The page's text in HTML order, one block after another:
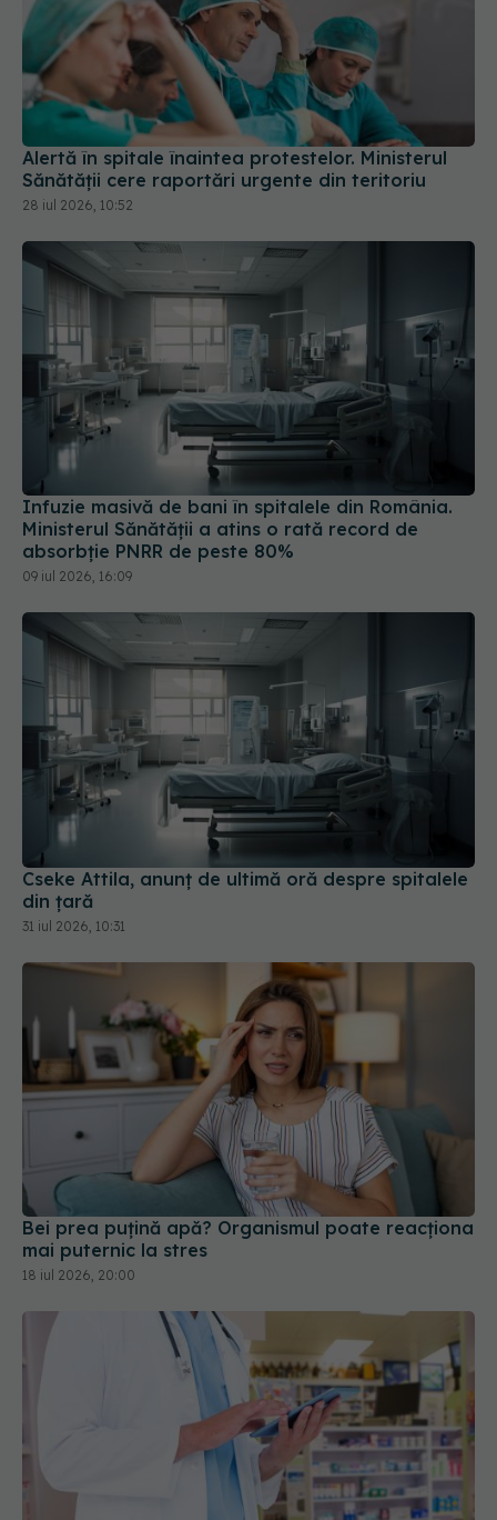
Alertă în spitale înaintea protestelor. Ministerul
Sănătății cere raportări urgente din teritoriu
28 iul 2026, 10:52
Infuzie masivă de bani în spitalele din România.
Ministerul Sănătății a atins o rată record de
absorbție PNRR de peste 80%
09 iul 2026, 16:09
Cseke Attila, anunț de ultimă oră despre spitalele
din țară
31 iul 2026, 10:31
Bei prea puțină apă? Organismul poate reacționa
mai puternic la stres
18 iul 2026, 20:00